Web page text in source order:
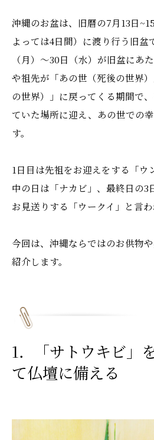
沖縄のお盆は、旧暦の7月13日
よっては4日間）に渡り行う旧盆
（月）～30日（水）が旧盆にあ
や祖先が「あの世（死後の世界
の世界）」に戻ってくる期間で
ていた場所に迎え、あの世での
す。
1日目は先祖をお迎えをする「ウ
中の日は「ナカビ」、最終日の3
お見送りする「ウークイ」と言わ
今回は、沖縄ならではのお供物
紹介します。
1．「サトウキビ」
て仏壇に備える